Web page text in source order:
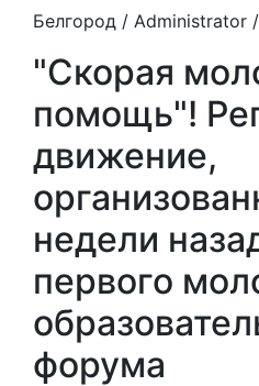
Белгород / Administrator
"Скорая
помощь"!
движение,
недели
первого
форума